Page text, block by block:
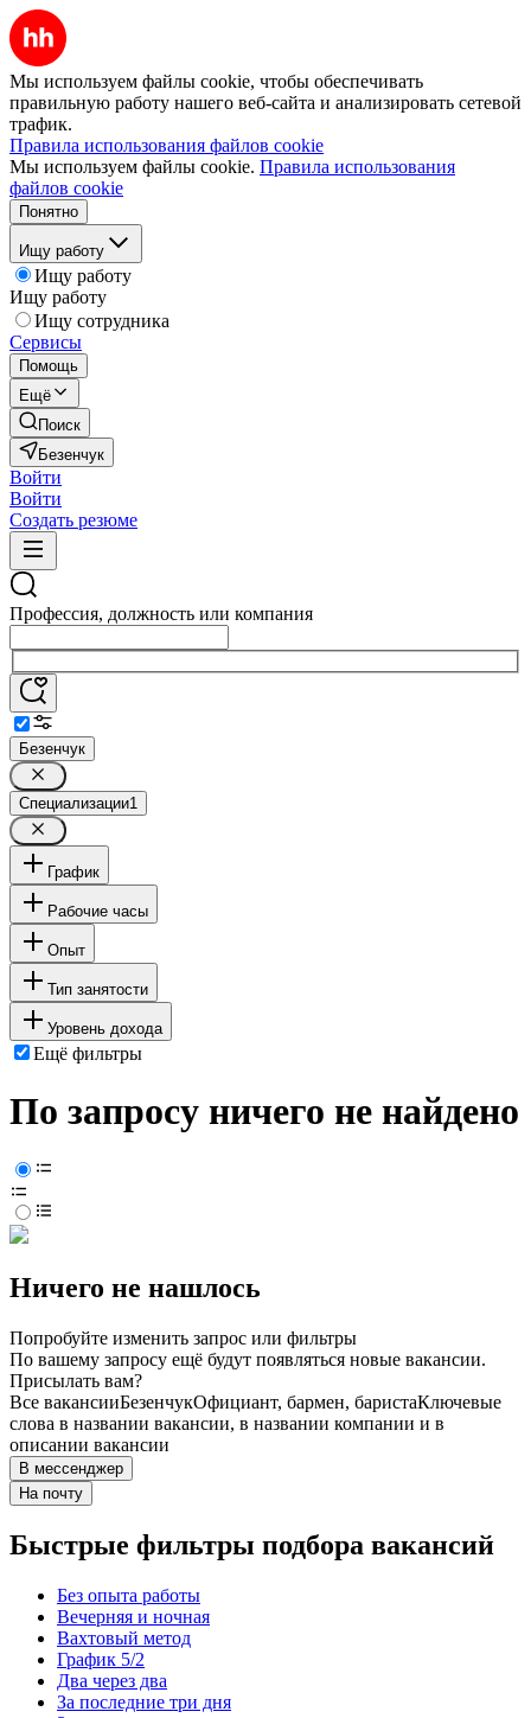
Мы используем файлы cookie, чтобы обеспечивать
правильную работу нашего веб-сайта и анализировать сетевой
трафик.
Правила использования файлов cookie
Мы используем файлы cookie. Правила использования
файлов cookie
Понятно
Ищу работу
Ищу работу
Ищу работу
Ищу сотрудника
Сервисы
Помощь
Ещё
Поиск
Безенчук
Войти
Войти
Создать резюме
Профессия, должность или компания
Безенчук
Специализации1
График
Рабочие часы
Опыт
Тип занятости
Уровень дохода
Ещё фильтры
По запросу ничего не найдено
Ничего не нашлось
Попробуйте изменить запрос или фильтры
По вашему запросу ещё будут появляться новые вакансии.
Присылать вам?
Все вакансииБезенчукОфициант, бармен, баристаКлючевые
слова в названии вакансии, в названии компании и в
описании вакансии
В мессенджер
На почту
Быстрые фильтры подбора вакансий
Без опыта работы
Вечерняя и ночная
Вахтовый метод
График 5/2
Два через два
За последние три дня